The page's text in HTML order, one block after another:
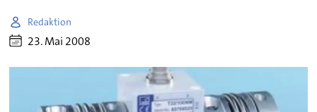
Redaktion
23. Mai 2008